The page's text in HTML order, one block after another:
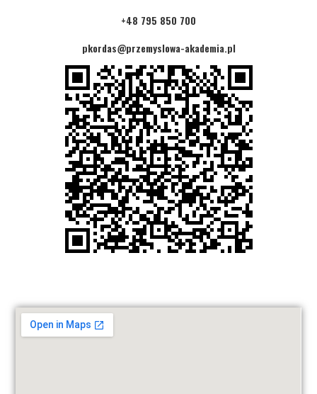
+48 795 850 700
pkordas@przemyslowa-akademia.pl